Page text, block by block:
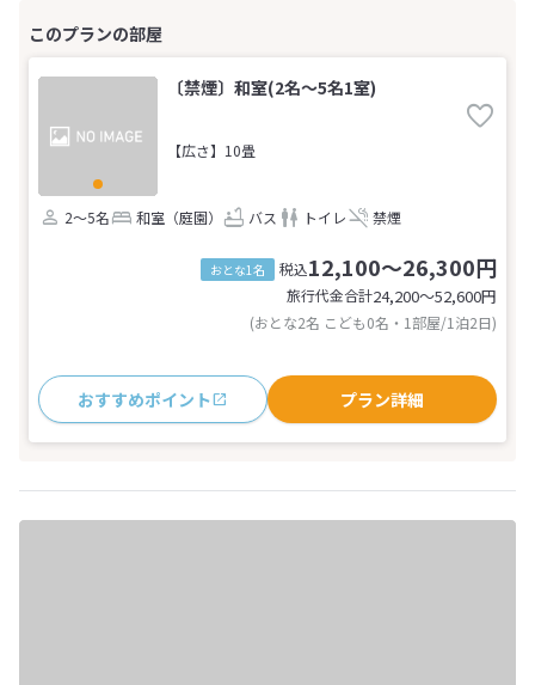
〔禁煙〕和室(2名～5名1室)
【広さ】10畳
2～5名 和室（庭園） バス トイレ 禁煙
おとな1名 税込12,100～26,300円
旅行代金合計24,200〜52,600円
(おとな2名 こども0名・1部屋/1泊2日)
おすすめポイント プラン詳細